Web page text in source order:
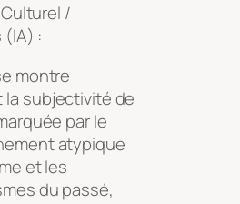
/
:
montre
la subjectivité de
par le
atypique
et les
du passé,